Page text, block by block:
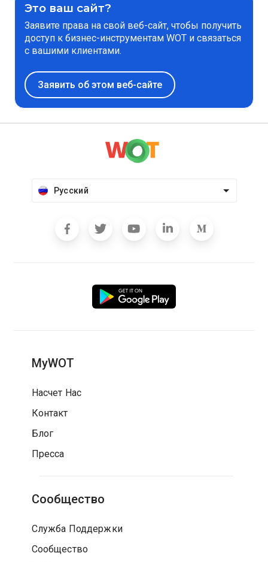
Это ваш сайт?
Заявите права на свой веб-сайт, чтобы получить
доступ к бизнес-инструментам WOT и связаться
с вашими клиентами.
Заявить об этом веб-сайте
Русский
MyWOT
Насчет Нас
Контакт
Блог
Пресса
Сообщество
Служба Поддержки
Сообщество